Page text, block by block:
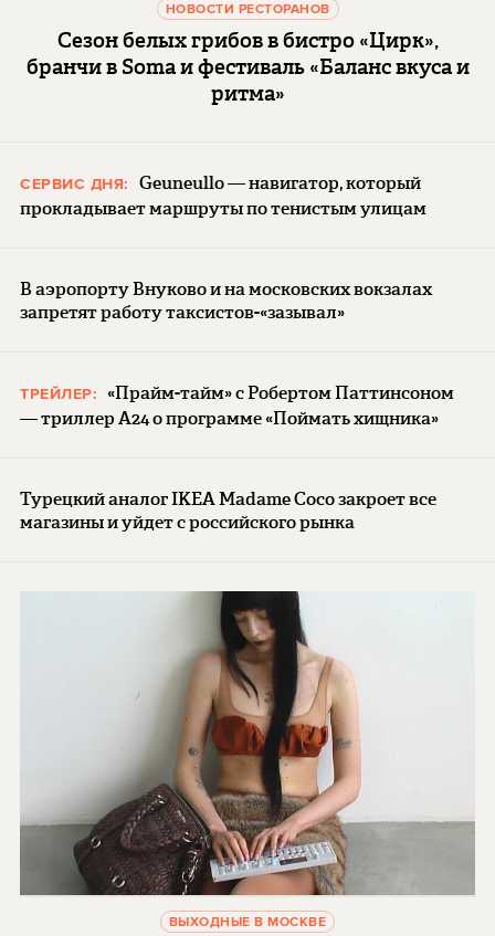
НОВОСТИ РЕСТОРАНОВ
Сезон белых грибов в бистро «Цирк»,
бранчи в Soma и фестиваль «Баланс вкуса и
ритма»
СЕРВИС ДНЯ:
Geuneullo — навигатор, который
прокладывает маршруты по тенистым улицам
В аэропорту Внуково и на московских вокзалах
запретят работу таксистов-«зазывал»
ТРЕЙЛЕР:
«Прайм-тайм» с Робертом Паттинсоном
— триллер A24 о программе «Поймать хищника»
Турецкий аналог IKEA Madame Coco закроет все
магазины и уйдет с российского рынка
ВЫХОДНЫЕ В МОСКВЕ